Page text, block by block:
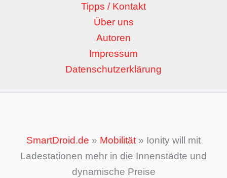
Tipps / Kontakt
Über uns
Autoren
Impressum
Datenschutzerklärung
SmartDroid.de » Mobilität » Ionity will mit
Ladestationen mehr in die Innenstädte und
dynamische Preise